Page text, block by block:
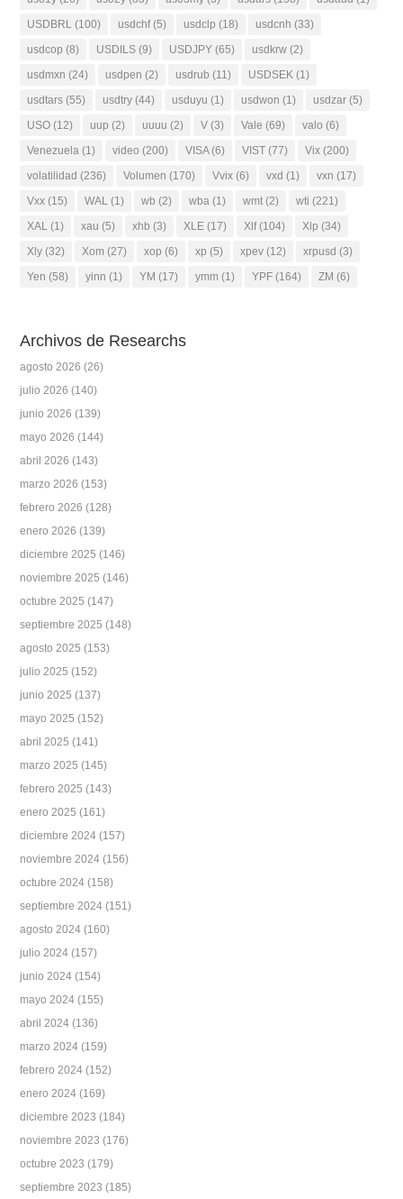
USDBRL (100) usdchf(5) usdclp (18) usdcnh (33)
usdcop (8) USDILS (9) USDJPY (65) usdkrw (2)
usdmxn (24) usdpen (2) usdrub (11) USDSEK (1)
usdtars (55) usdtry (44) usduyu (1) usdwon (1) usdzar (5)
USO (12) uup (2) uuuu (2) V (3) Vale (69) valo (6)
Venezuela (1) video (200) VISA(6) VIST (77) Vix (200)
volatilidad (236) Volumen (170) Vvix (6) vxd (1) vxn (17)
Vxx (15) WAL (1) wb (2) wba (1) wmt (2) wti (221)
XAL (1) xau (5) xhb (3) XLE (17) Xlf(104) Xlp (34)
Xly (32) Xom (27) xop (6) xp (5) xpev (12) xrpusd (3)
Yen (58) yinn (1) YM (17) ymm (1) YPF (164) ZM (6)
Archivos de Researchs
agosto 2026 (26)
julio 2026 (140)
junio 2026 (139)
mayo 2026 (144)
abril 2026 (143)
marzo 2026 (153)
febrero 2026 (128)
enero 2026 (139)
diciembre 2025 (146)
noviembre 2025 (146)
octubre 2025 (147)
septiembre 2025 (148)
agosto 2025 (153)
julio 2025 (152)
junio 2025 (137)
mayo 2025 (152)
abril 2025 (141)
marzo 2025 (145)
febrero 2025 (143)
enero 2025 (161)
diciembre 2024 (157)
noviembre 2024 (156)
octubre 2024 (158)
septiembre 2024 (151)
agosto 2024 (160)
julio 2024 (157)
junio 2024 (154)
mayo 2024 (155)
abril 2024 (136)
marzo 2024 (159)
febrero 2024 (152)
enero 2024 (169)
diciembre 2023 (184)
noviembre 2023 (176)
octubre 2023 (179)
septiembre 2023 (185)